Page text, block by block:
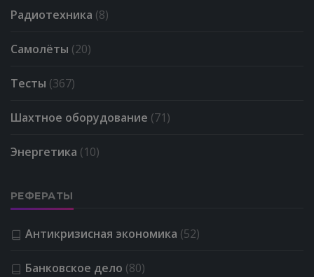
Радиотехника (8)
Самолёты (20)
Тесты (367)
Шахтное оборудование (71)
Энергетика (10)
РЕФЕРАТЫ
Антикризисная экономика (52)
Банковское дело (80)